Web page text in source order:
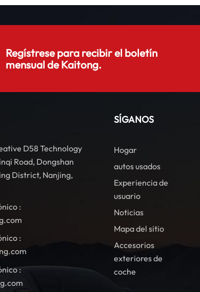
Regístrese para recibir el boletín
mensual de Kaitong.
D58 Technology
Road, Dongshan
District, Nanjing,
:
:
:
SÍGANOS
Hogar
autos usados
Experiencia de
usuario
Noticias
Mapa del sitio
Accesorios
exteriores de
coche